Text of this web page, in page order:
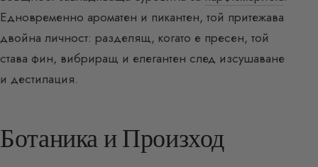
Едновременно ароматен и пикантен, той притежава
двойна личност: разделящ, когато е пресен, той
става фин, вибриращ и елегантен след изсушаване
и дестилация.
Ботаника и Произход